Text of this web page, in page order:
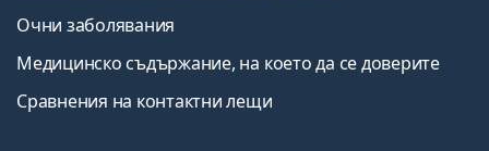
Очни заболявания
Медицинско съдържание, на което да се доверите
Сравнения на контактни лещи